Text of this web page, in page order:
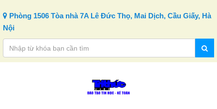
Phòng 1506 Tòa nhà 7A Lê Đức Thọ, Mai Dịch, Cầu Giấy, Hà
Nội